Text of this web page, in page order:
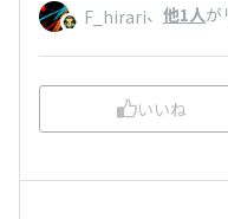
F_hirari、 他1人が
いいね